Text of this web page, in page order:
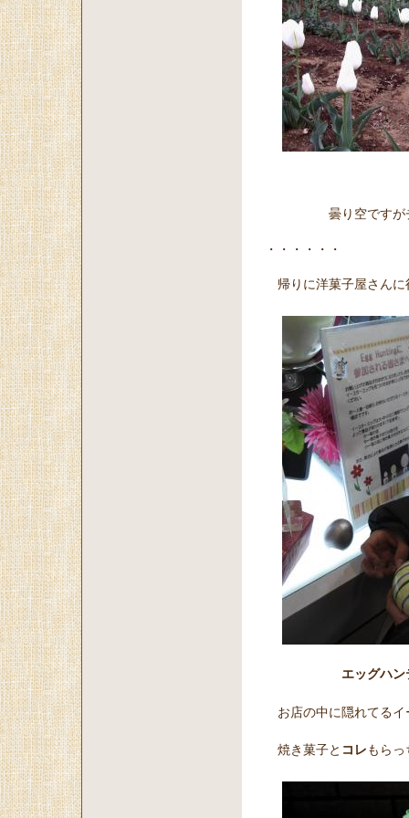
曇り空ですがチュ
・・・・・・
帰りに洋菓子屋さんに
エッグハ
お店の中に隠れてる
焼き菓子と コレもら